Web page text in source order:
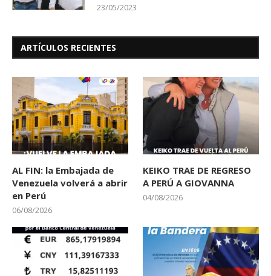
23/05/2023
ARTÍCULOS RECIENTES
AL FIN: la Embajada de
Venezuela volverá a abrir
en Perú
06/08/2026
KEIKO TRAE DE REGRESO
A PERÚ A GIOVANNA
04/08/2026